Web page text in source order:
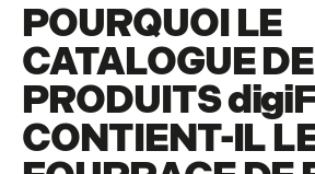
POURQUOI LE
CATALOGUE DE
PRODUITS
CONTIENT-IL